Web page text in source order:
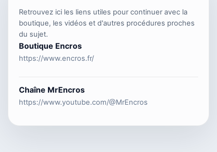
Retrouvez ici les liens utiles pour continuer avec la
boutique, les vidéos et d'autres procédures proches
du sujet.
Boutique Encros
https://www.encros.fr/
Chaîne MrEncros
https://www.youtube.com/@MrEncros